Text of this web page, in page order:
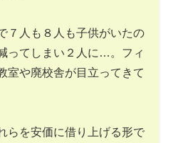
７人も８人も子供がいたの
ってしまい２人に…。フィ
室や廃校舎が目立ってきて
らを安価に借り上げる形で